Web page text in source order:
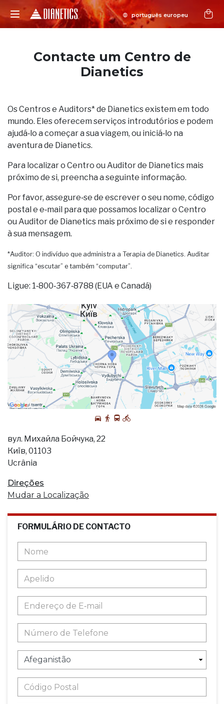
Contacte um Centro de
Dianetics
Os Centros e Auditors* de Dianetics existem em todo
mundo. Eles oferecem serviços introdutórios e podem
ajudá‑lo a começar a sua viagem, ou iniciá‑lo na
aventura de Dianetics.
Para localizar o Centro ou Auditor de Dianetics mais
próximo de si, preencha a seguinte informação.
Por favor, assegure‑se de escrever o seu nome, código
postal e e‑mail para que possamos localizar o Centro
ou Auditor de Dianetics mais próximo de si e responder
à sua mensagem.
*Auditor: O indivíduo que administra a Terapia de Dianetics. Auditar
significa “escutar” e também “computar”.
Ligue: 1‑800‑367‑8788 (EUA e Canadá)
вул. Михайла Бойчука, 22
Киïв, 01103
Ucrânia
Direções
Mudar a Localização
FORMULÁRIO DE CONTACTO